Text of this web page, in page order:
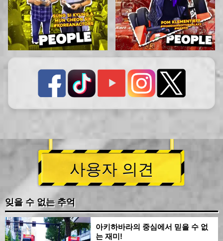
사용자 의견
잊을 수 없는 추억
아키하바라의 중심에서 믿을 수 없
는 재미!